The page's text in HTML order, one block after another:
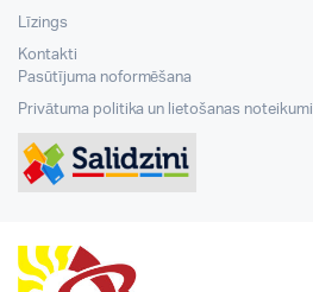
Līzings
Kontakti
Pasūtījuma noformēšana
Privātuma politika un lietošanas noteikumi